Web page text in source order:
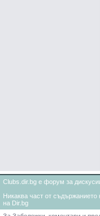
Clubs.dir.bg е форум за
Никаква част от
на Dir.bg